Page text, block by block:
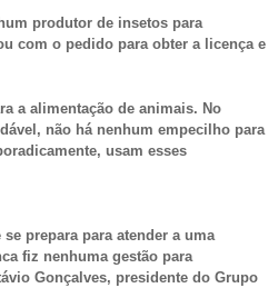
produtor de insetos para
com o pedido para obter a licença e
a alimentação de animais. No
não há nenhum empecilho para
usam esses
prepara para atender a uma
fiz nenhuma gestão para
Gonçalves, presidente do Grupo